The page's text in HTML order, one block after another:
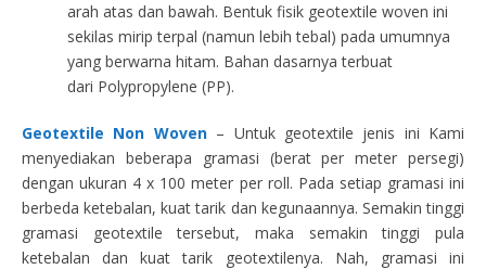
arah atas dan bawah. Bentuk fisik geotextile woven ini
sekilas mirip terpal (namun lebih tebal) pada umumnya
yang berwarna hitam. Bahan dasarnya terbuat
dari Polypropylene (PP).
Geotextile Non Woven– Untuk geotextile jenis ini Kami
menyediakan beberapa gramasi (berat per meter persegi)
dengan ukuran 4 x 100 meter per roll. Pada setiap gramasi ini
berbeda ketebalan, kuat tarik dan kegunaannya. Semakin tinggi
gramasi geotextile tersebut, maka semakin tinggi pula
ketebalan dan kuat tarik geotextilenya. Nah, gramasi ini